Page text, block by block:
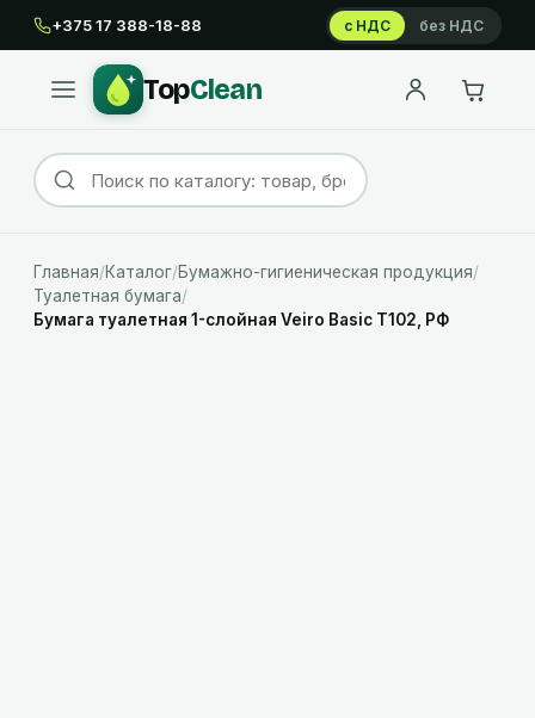
+375 17 388-18-88 с НДС без НДС
TopClean
Главная/Каталог/Бумажно-гигиеническая продукция/
Туалетная бумага/
Бумага туалетная 1-слойная Veiro Basic T102, РФ